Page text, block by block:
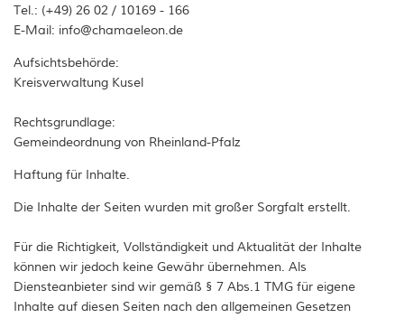
Tel.: (+49) 26 02 / 10169 - 166
E-Mail: info@chamaeleon.de
Aufsichtsbehörde:
Kreisverwaltung Kusel
Rechtsgrundlage:
Gemeindeordnung von Rheinland-Pfalz
Haftung für Inhalte.
Die Inhalte der Seiten wurden mit großer Sorgfalt erstellt.
Für die Richtigkeit, Vollständigkeit und Aktualität der Inhalte
können wir jedoch keine Gewähr übernehmen. Als
Diensteanbieter sind wir gemäß § 7 Abs.1 TMG für eigene
Inhalte auf diesen Seiten nach den allgemeinen Gesetzen